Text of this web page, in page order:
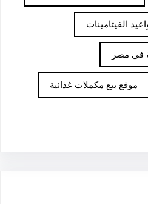
الفيتامينات
في مصر
موقع بيع مكملات غذائية